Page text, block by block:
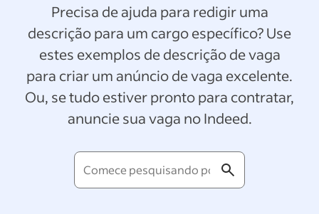
Precisa de ajuda para redigir uma
descrição para um cargo específico? Use
estes exemplos de descrição de vaga
para criar um anúncio de vaga excelente.
Ou, se tudo estiver pronto para contratar,
anuncie sua vaga no Indeed.
Comece
pesquisando